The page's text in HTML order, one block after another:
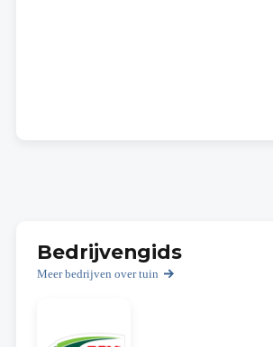
Bedrijvengids
Meer bedrijven over tuin